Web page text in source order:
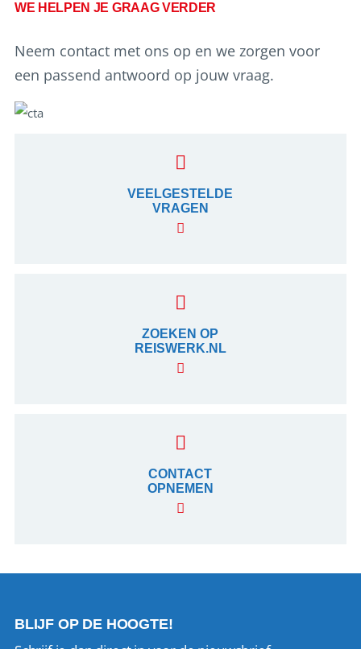
WE HELPEN JE GRAAG VERDER
Neem contact met ons op en we zorgen voor
een passend antwoord op jouw vraag.
VEELGESTELDE
VRAGEN
ZOEKEN OP
REISWERK.NL
CONTACT
OPNEMEN
BLIJF OP DE HOOGTE!